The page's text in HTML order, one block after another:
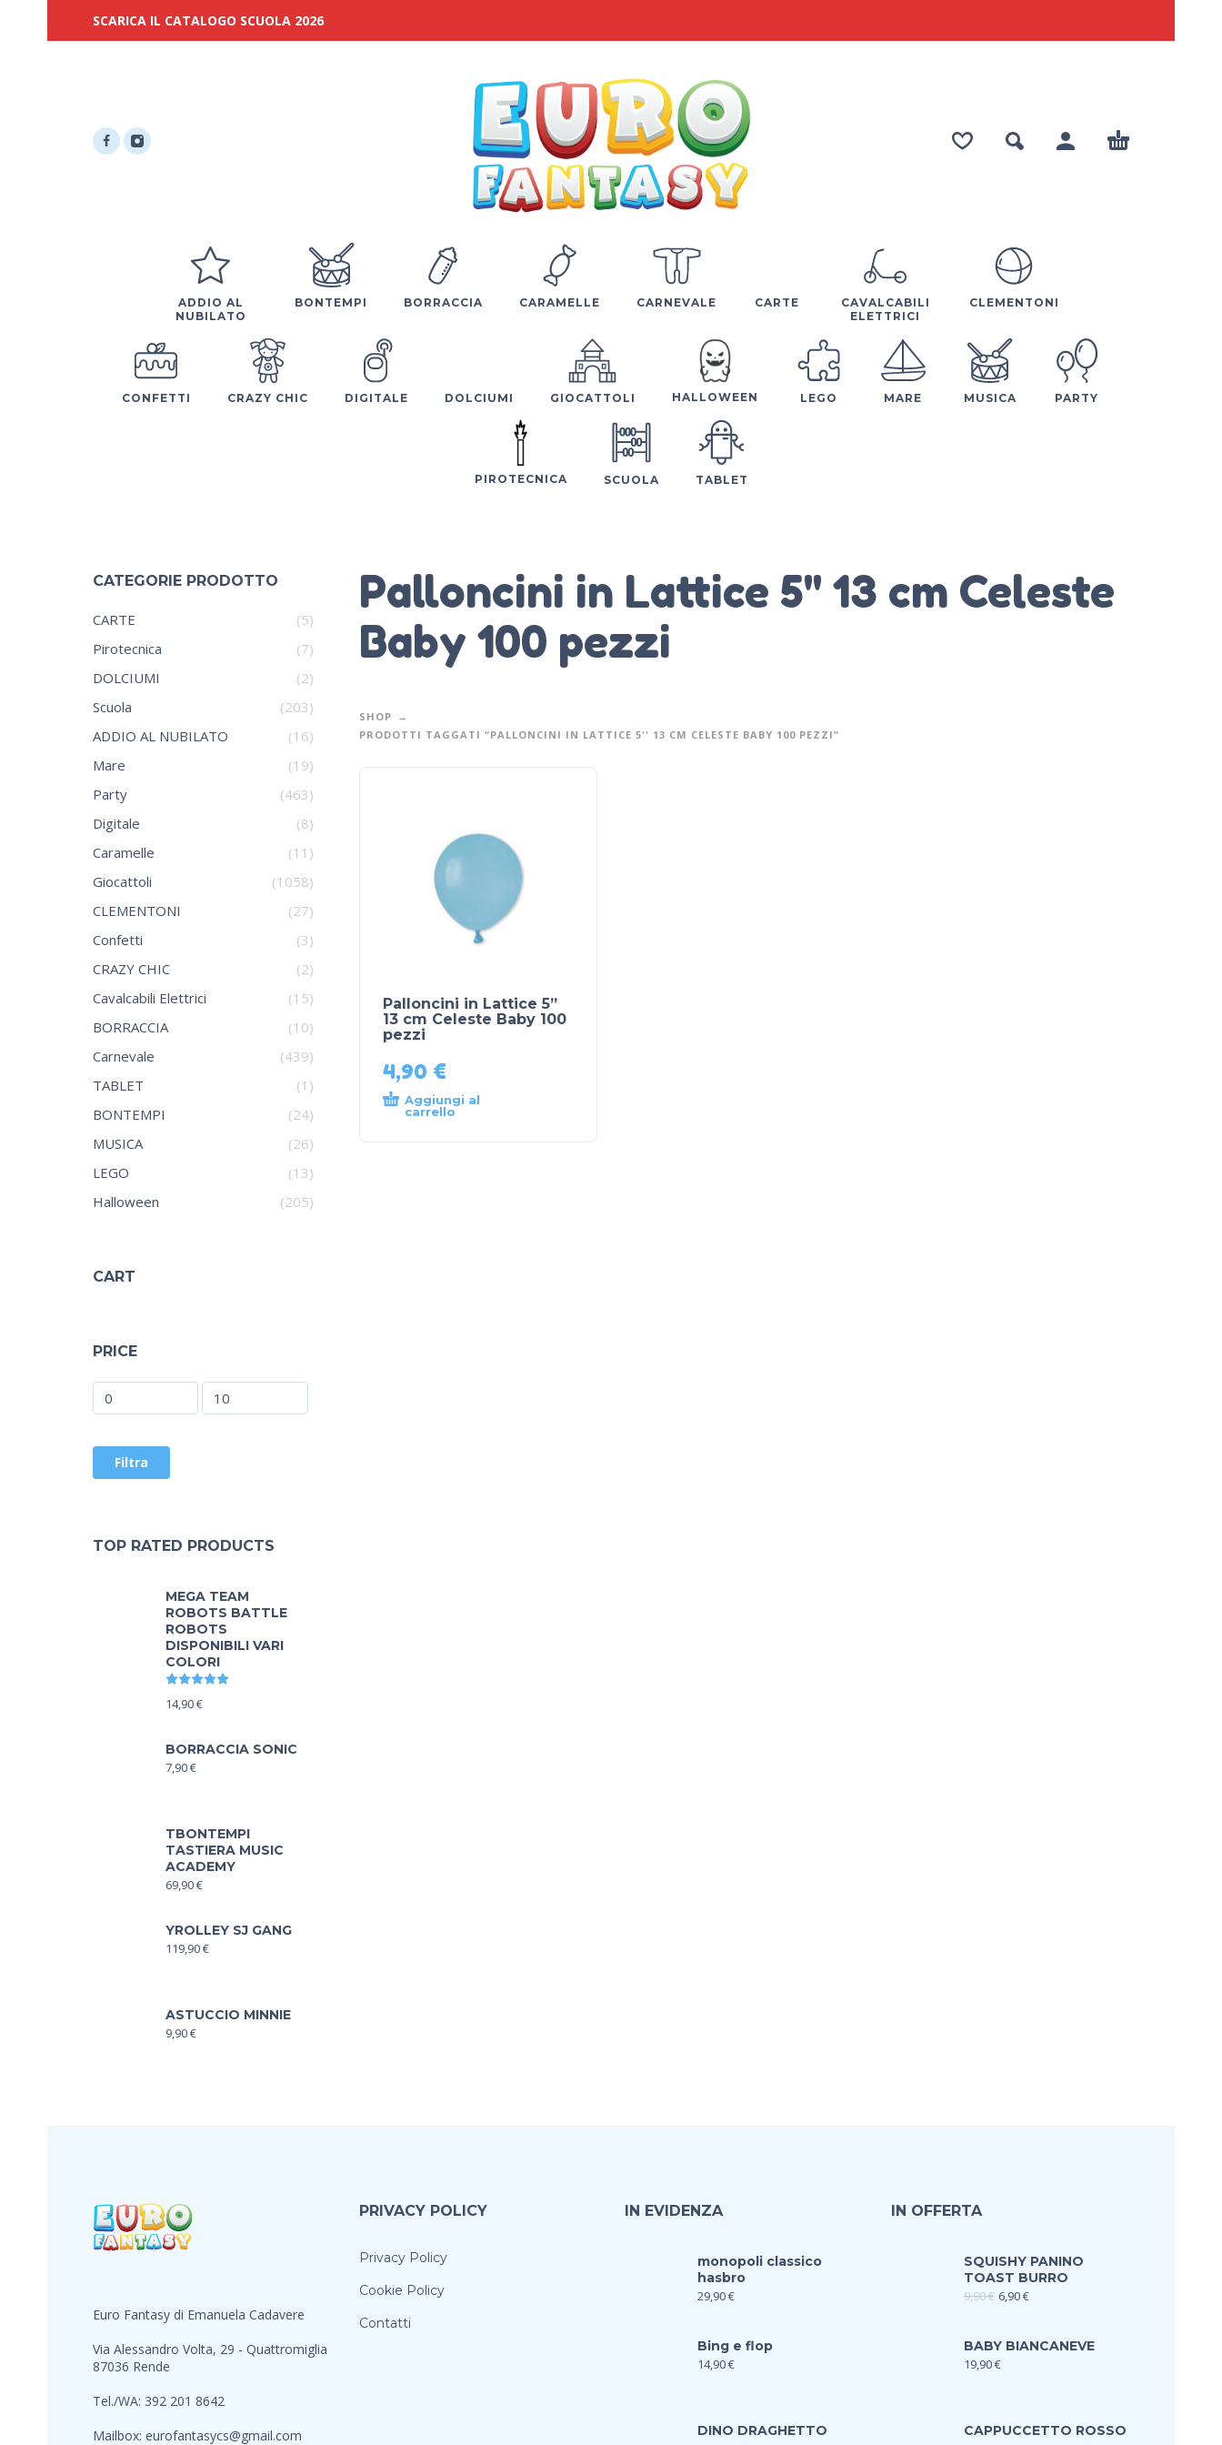
SCARICA IL CATALOGO SCUOLA 2026
ADDIO AL
NUBILATO
BONTEMPI BORRACCIA CARAMELLE CARNEVALE CARTE
CAVALCABILI
ELETTRICI
CLEMENTONI
CONFETTI CRAZY CHIC DIGITALE DOLCIUMI GIOCATTOLI HALLOWEEN LEGO MARE MUSICA PARTY
PIROTECNICA SCUOLA TABLET
CATEGORIE PRODOTTO
CARTE
(5)
Pirotecnica
(7)
DOLCIUMI
(2)
Scuola
(203)
ADDIO AL NUBILATO
(16)
Mare
(19)
Party
(463)
Digitale
(8)
Caramelle
(11)
Giocattoli
(1058)
CLEMENTONI
(27)
Confetti
(3)
CRAZY CHIC
(2)
Cavalcabili Elettrici
(15)
BORRACCIA
(10)
Carnevale
(439)
TABLET
(1)
BONTEMPI
(24)
MUSICA
(26)
LEGO
(13)
Halloween
(205)
CART
PRICE
Filtra
TOP RATED PRODUCTS
MEGA TEAM
ROBOTS BATTLE
ROBOTS
DISPONIBILI VARI
COLORI
14,90€
BORRACCIA SONIC
7,90€
TBONTEMPI
TASTIERA MUSIC
ACADEMY
69,90€
YROLLEY SJ GANG
119,90€
ASTUCCIO MINNIE
9,90€
Palloncini in Lattice 5'' 13 cm Celeste
Baby 100 pezzi
SHOP
PRODOTTI TAGGATI “PALLONCINI IN LATTICE 5'' 13 CM CELESTE BABY 100 PEZZI”
Palloncini in Lattice 5”
13 cm Celeste Baby 100
pezzi
4,90 €
Aggiungi al
carrello
Euro Fantasy di Emanuela Cadavere
Via Alessandro Volta, 29 - Quattromiglia
87036 Rende
Tel./WA: 392 201 8642
Mailbox: eurofantasycs@gmail.com
PRIVACY POLICY
Privacy Policy
Cookie Policy
Contatti
IN EVIDENZA
monopoli classico
hasbro
29,90€
Bing e flop
14,90€
DINO DRAGHETTO
IN OFFERTA
SQUISHY PANINO
TOAST BURRO
9,90€ 6,90€
BABY BIANCANEVE
19,90€
CAPPUCCETTO ROSSO